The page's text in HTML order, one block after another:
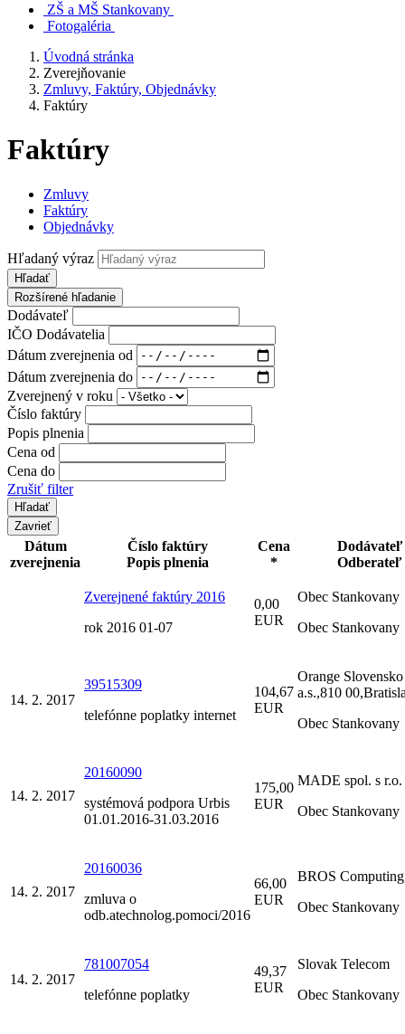
ZŠ a MŠ Stankovany
Fotogaléria
Úvodná stránka
Zverejňovanie
Zmluvy, Faktúry, Objednávky
Faktúry
Faktúry
Zmluvy
Faktúry
Objednávky
Hľadaný výraz
Hľadať
Rozšírené hľadanie
Dodávateľ
IČO Dodávatelia
Dátum zverejnenia od
Dátum zverejnenia do
Zverejnený v roku
Číslo faktúry
Popis plnenia
Cena od
Cena do
Zrušiť filter
Zavrieť
Dátum
zverejnenia
Číslo faktúry
Popis plnenia
Cena
*
Dodávateľ
Odberateľ
Zverejnené faktúry 2016
rok 2016 01-07
0,00
EUR
Obec Stankovany
Obec Stankovany
14. 2. 2017
39515309
telefónne poplatky internet
104,67
EUR
Orange Slovensko
a.s.,810
Obec Stankovany
14. 2. 2017
20160090
systémová podpora Urbis
01.01.2016-31.03.2016
175,00
EUR
MADE spol. s r.o.
Obec Stankovany
14. 2. 2017
20160036
zmluva o
odb.atechnolog.pomoci/2016
66,00
EUR
BROS
Obec Stankovany
14. 2. 2017
781007054
telefónne poplatky
49,37
EUR
Slovak Telecom
Obec Stankovany